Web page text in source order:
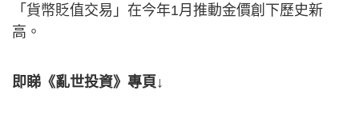
「貨幣貶值交易」在今年1月推動金價創下歷史新
高。
即睇《亂世投資》專頁↓